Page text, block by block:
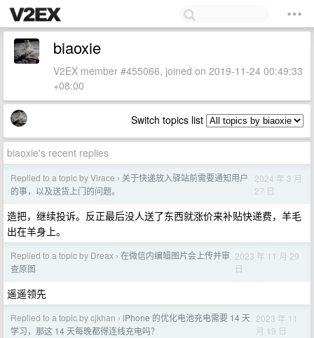
biaoxie
V2EX member #455066, joined on 2019-11-24 00:49:33
+08:00
Switch topics list
biaoxie's recent replies
Replied to a topic by Virace › 关于快递放入驿站前需要通知用户
的事，以及送货上门的问题。
2024 年 3 月
27 日
造把，继续投诉。反正最后没人送了东西就涨价来补贴快递费，羊毛
出在羊身上。
Replied to a topic by Dreax › 在微信内编辑图片会上传并审
查原图
2023 年 11 月 29
日
遥遥领先
Replied to a topic by cjkhan › iPhone 的优化电池充电需要 14 天
学习，那这 14 天每晚都得连线充电吗？
2023 年 11
月 19 日